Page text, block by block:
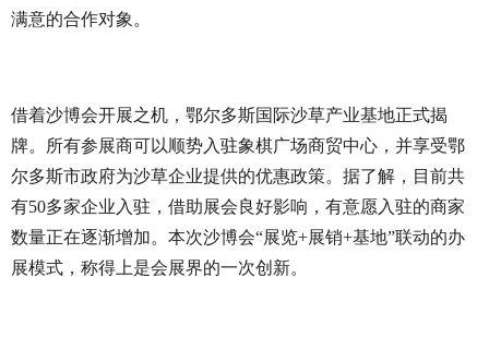
满意的合作对象。
借着沙博会开展之机，鄂尔多斯国际沙草产业基地正式揭
牌。所有参展商可以顺势入驻象棋广场商贸中心，并享受鄂
尔多斯市政府为沙草企业提供的优惠政策。据了解，目前共
有50多家企业入驻，借助展会良好影响，有意愿入驻的商家
数量正在逐渐增加。本次沙博会“展览+展销+基地”联动的办
展模式，称得上是会展界的一次创新。